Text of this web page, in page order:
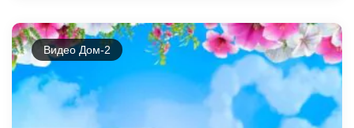
Видео Дом-2